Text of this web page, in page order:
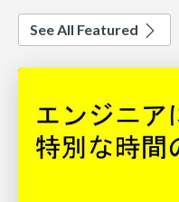
See All Featured